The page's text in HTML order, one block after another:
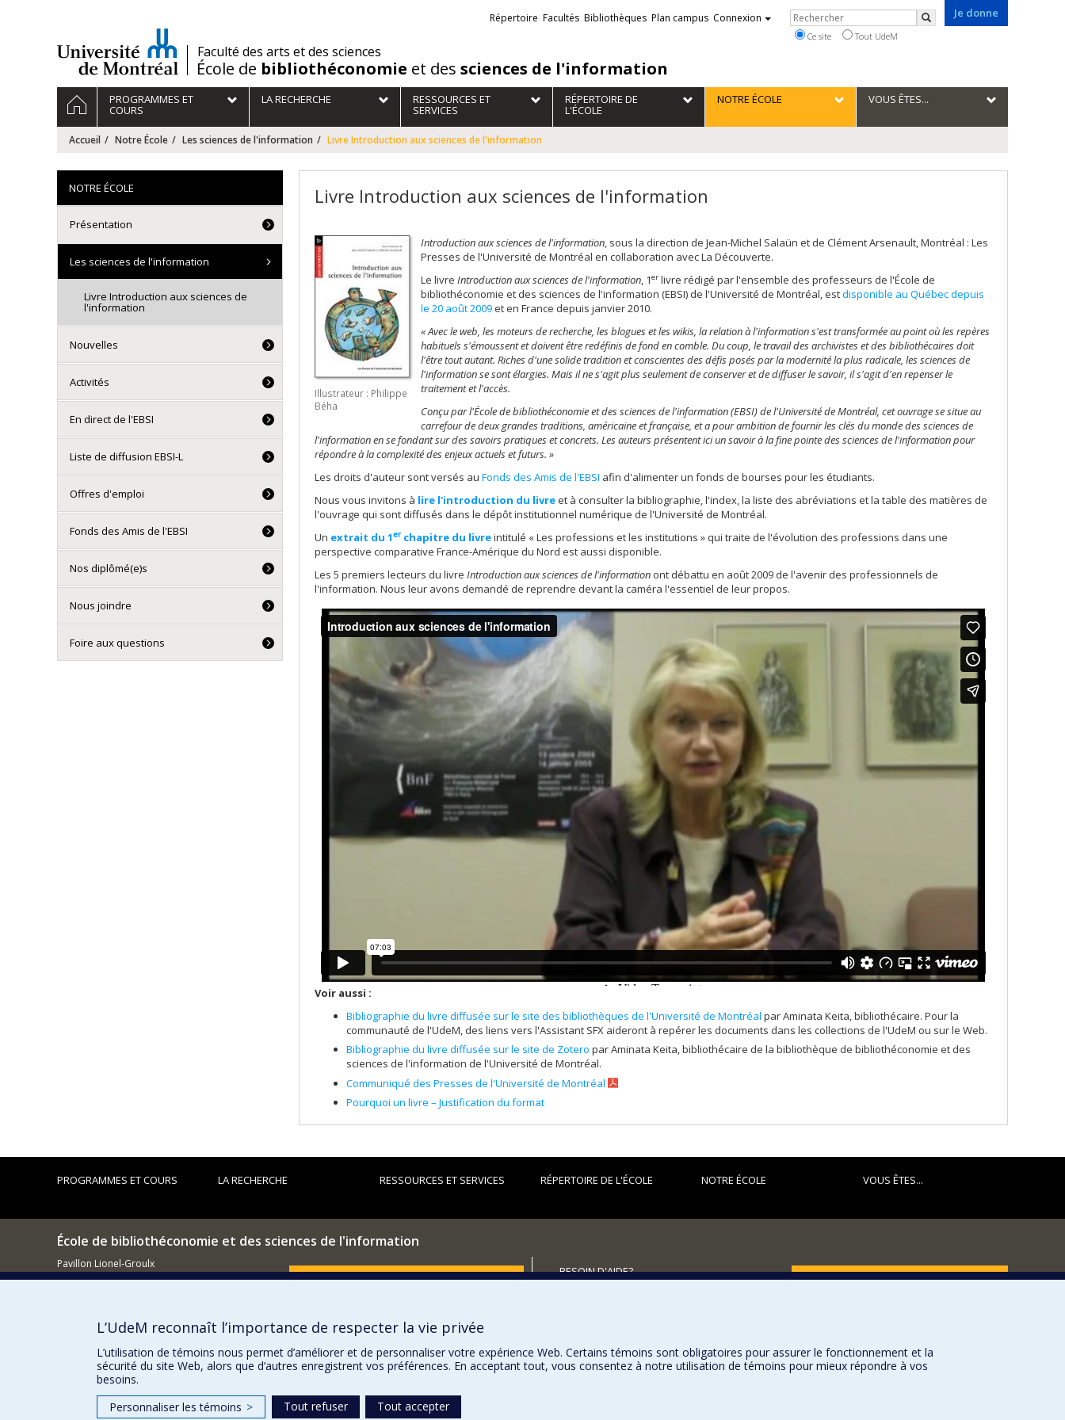
/Faculté des arts et des sciences
École de bibliothéconomie et des sciences de l'information
Je donne
Liens
externes
Répertoire Facultés Bibliothèques Plan campus Connexion Rechercher
Rechercher
Ce site Tout UdeM
Navigation
principale
ACCUEILPROGRAMMES ET
COURS
LA RECHERCHE RESSOURCES ET
SERVICES
RÉPERTOIRE DE
L'ÉCOLE
NOTRE ÉCOLE VOUS ÊTES...
Accueil Notre École Les sciences de l'information Livre Introduction aux sciences de l'information
Livre Introduction aux sciences de l'information
Illustrateur : Philippe
Béha
Introduction aux sciences de l'information, sous la direction de Jean-Michel Salaün et de Clément Arsenault, Montréal : Les
Presses de l'Université de Montréal en collaboration avec La Découverte.
Le livre Introduction aux sciences de l'information, 1er livre rédigé par l'ensemble des professeurs de l'École de
bibliothéconomie et des sciences de l'information (EBSI) de l'Université de Montréal, estdisponible au Québec depuis
le 20 août 2009et en France depuis janvier 2010.
« Avec le web, les moteurs de recherche, les blogues et les wikis, la relation à l'information s'est transformée au point où les repères
habituels s'émoussent et doivent être redéfinis de fond en comble. Du coup, le travail des archivistes et des bibliothécaires doit
l'être tout autant. Riches d'une solide tradition et conscientes des défis posés par la modernité la plus radicale, les sciences de
l'information se sont élargies. Mais il ne s'agit plus seulement de conserver et de diffuser le savoir, il s'agit d'en repenser le
traitement et l'accès.
Conçu par l'École de bibliothéconomie et des sciences de l'information (EBSI) de l'Université de Montréal, cet ouvrage se situe au
carrefour de deux grandes traditions, américaine et française, et a pour ambition de fournir les clés du monde des sciences de
l'information en se fondant sur des savoirs pratiques et concrets. Les auteurs présentent ici un savoir à la fine pointe des sciences de l'information pour
répondre à la complexité des enjeux actuels et futurs. »
Les droits d'auteur sont versés au Fonds des Amis de l'EBSI afin d'alimenter un fonds de bourses pour les étudiants.
Nous vous invitons à lire l'introduction du livreet à consulter la bibliographie, l'index, la liste des abréviations et la table des matières de
l'ouvrage qui sont diffusés dans le dépôt institutionnel numérique de l'Université de Montréal.
Un extrait du 1erchapitre du livreintitulé « Les professions et les institutions » qui traite de l'évolution des professions dans une
perspective comparative France-Amérique du Nord est aussi disponible.
Les 5 premiers lecteurs du livre Introduction aux sciences de l'information ont débattu en août 2009 de l'avenir des professionnels de
l'information. Nous leur avons demandé de reprendre devant la caméra l'essentiel de leur propos.
Voir aussi :
Bibliographie du livre diffusée sur le site des bibliothèques de l'Université de Montréal par Aminata Keita, bibliothécaire. Pour la
communauté de l'UdeM, des liens vers l'Assistant SFX aideront à repérer les documents dans les collections de l'UdeM ou sur le Web.
Bibliographie du livre diffusée sur le site de Zotero par Aminata Keita, bibliothécaire de la bibliothèque de bibliothéconomie et des
sciences de l'information de l'Université de Montréal.
Communiqué des Presses de l'Université de Montréal
Pourquoi un livre – Justification du format
NOTRE ÉCOLE
Présentation
Les sciences de l'information
Livre Introduction aux sciences de
l'information
Nouvelles
Activités
En direct de l'EBSI
Liste de diffusion EBSI-L
Offres d'emploi
Fonds des Amis de l'EBSI
Nos diplômé(e)s
Nous joindre
Foire aux questions
PROGRAMMES ET COURS LA RECHERCHE RESSOURCES ET SERVICES RÉPERTOIRE DE L'ÉCOLE NOTRE ÉCOLE VOUS ÊTES...
École de bibliothéconomie et des sciences de l'information
Pavillon Lionel-Groulx
3150, rue Jean-Brillant
514 343-6044
Comment soutenir l'École?
BESOIN D'AIDE?
FACULTÉ DES ARTS ET DES SCIENCES
Nos programmes et cours
L’UdeM reconnaît l’importance de respecter la vie privée
L’utilisation de témoins nous permet d’améliorer et de personnaliser votre expérience Web. Certains témoins sont obligatoires pour assurer le fonctionnement et la
sécurité du site Web, alors que d’autres enregistrent vos préférences. En acceptant tout, vous consentez à notre utilisation de témoins pour mieux répondre à vos
besoins.
Personnaliser les témoins > Tout refuser Tout accepter